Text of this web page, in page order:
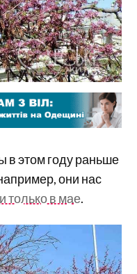
в этом году раньше
они нас
только в мае.